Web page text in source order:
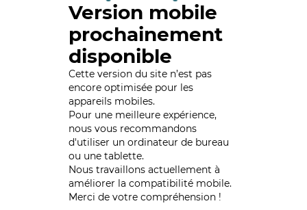
Version mobile
prochainement
disponible
Cette version du site n’est pas
encore optimisée pour les
appareils mobiles.
Pour une meilleure expérience,
nous vous recommandons
d'utiliser un ordinateur de bureau
ou une tablette.
Nous travaillons actuellement à
améliorer la compatibilité mobile.
Merci de votre compréhension !